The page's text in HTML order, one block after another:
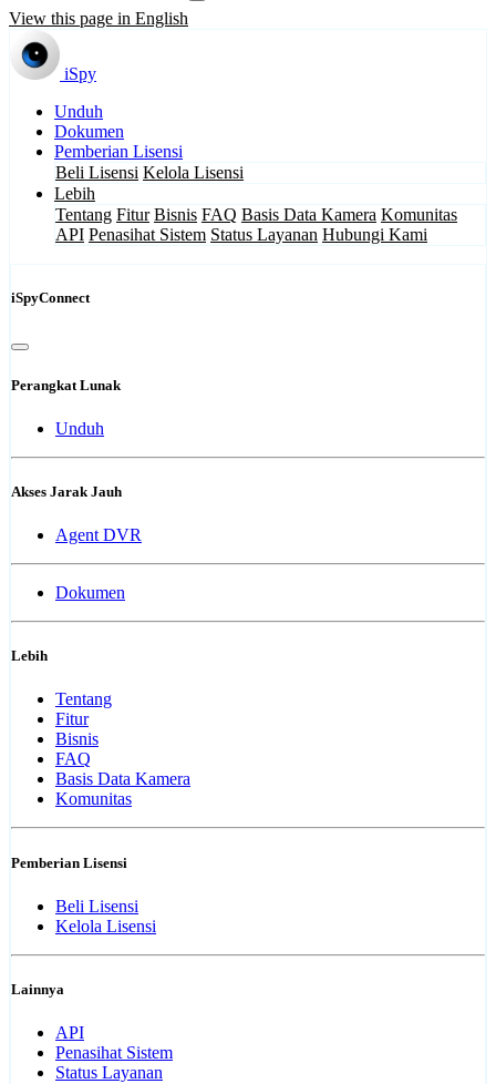
View this page in English
iSpy
Unduh
Dokumen
Pemberian Lisensi
Beli Lisensi Kelola Lisensi
Lebih
Tentang Fitur Bisnis FAQ Basis Data Kamera Komunitas
API Penasihat Sistem Status Layanan Hubungi Kami
iSpyConnect
Perangkat Lunak
Unduh
Akses Jarak Jauh
Agent DVR
Dokumen
Lebih
Tentang
Fitur
Bisnis
FAQ
Basis Data Kamera
Komunitas
Pemberian Lisensi
Beli Lisensi
Kelola Lisensi
Lainnya
API
Penasihat Sistem
Status Layanan